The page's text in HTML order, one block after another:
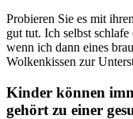
Probieren Sie es mit
gut tut. Ich selbst
wenn ich dann eines
Wolkenkissen zur
Kinder können
gehört zu einer